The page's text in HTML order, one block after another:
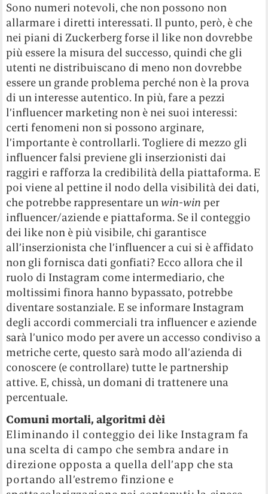
Sono numeri notevoli, che non possono non
allarmare i diretti interessati. Il punto, però, è che
nei piani di Zuckerberg forse il like non dovrebbe
più essere la misura del successo, quindi che gli
utenti ne distribuiscano di meno non dovrebbe
essere un grande problema perché non è la prova
di un interesse autentico. In più, fare a pezzi
l’influencer marketing non è nei suoi interessi:
certi fenomeni non si possono arginare,
l’importante è controllarli. Togliere di mezzo gli
influencer falsi previene gli inserzionisti dai
raggiri e rafforza la credibilità della piattaforma. E
poi viene al pettine il nodo della visibilità dei dati,
che potrebbe rappresentare un win-win per
influencer/aziende e piattaforma. Se il conteggio
dei like non è più visibile, chi garantisce
all’inserzionista che l’influencer a cui si è affidato
non gli fornisca dati gonfiati? Ecco allora che il
ruolo di Instagram come intermediario, che
moltissimi finora hanno bypassato, potrebbe
diventare sostanziale. E se informare Instagram
degli accordi commerciali tra influencer e aziende
sarà l’unico modo per avere un accesso condiviso a
metriche certe, questo sarà modo all’azienda di
conoscere (e controllare) tutte le partnership
attive. E, chissà, un domani di trattenere una
percentuale.
Comuni mortali, algoritmi dèi
Eliminando il conteggio dei like Instagram fa
una scelta di campo che sembra andare in
direzione opposta a quella dell’app che sta
portando all’estremo finzione e